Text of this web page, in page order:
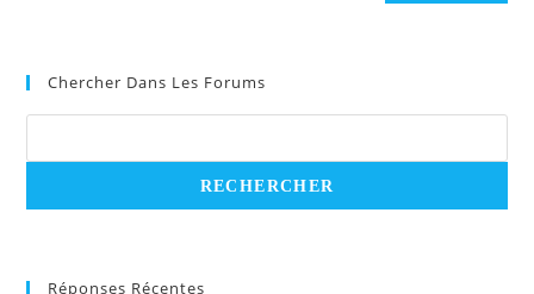
Chercher Dans Les Forums
Réponses Récentes